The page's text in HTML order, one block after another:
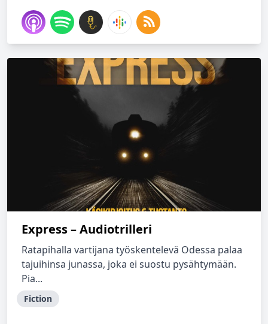
Express – Audiotrilleri
Ratapihalla vartijana työskentelevä Odessa palaa
tajuihinsa junassa, joka ei suostu pysähtymään.
Pia...
Fiction